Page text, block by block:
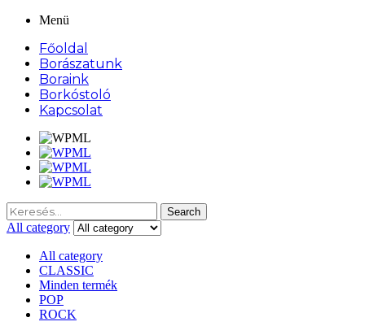
Menü
Főoldal
Borászatunk
Boraink
Borkóstoló
Kapcsolat
Search
for:
Search
All category
All category
CLASSIC
Minden termék
POP
ROCK